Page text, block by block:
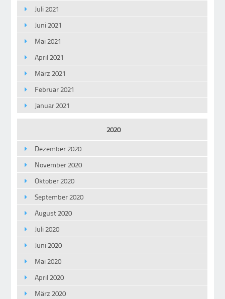
Juli 2021
Juni 2021
Mai 2021
April 2021
März 2021
Februar 2021
Januar 2021
2020
Dezember 2020
November 2020
Oktober 2020
September 2020
August 2020
Juli 2020
Juni 2020
Mai 2020
April 2020
März 2020